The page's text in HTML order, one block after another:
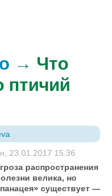
→ Что
птичий
23.01.2017 15:36
распространения
велика, но
существует —